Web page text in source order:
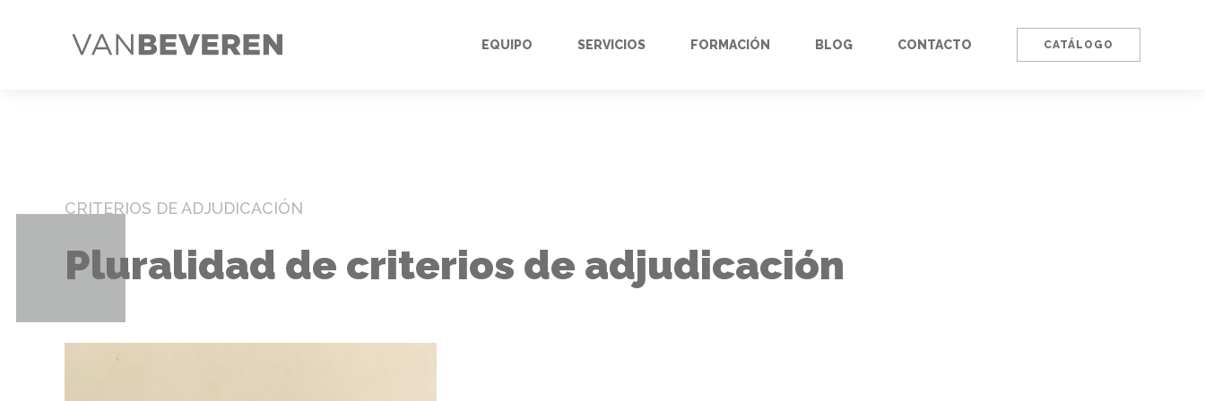
CATÁLOGO
EQUIPO SERVICIOS FORMACIÓN BLOG CONTACTO
CRITERIOS DE ADJUDICACIÓN
Pluralidad de criterios de adjudicación